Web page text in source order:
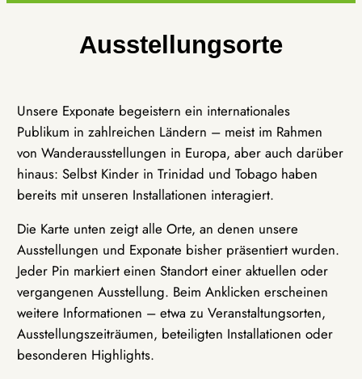
Ausstellungsorte
Unsere Exponate begeistern ein internationales
Publikum in zahlreichen Ländern – meist im Rahmen
von Wanderausstellungen in Europa, aber auch darüber
hinaus: Selbst Kinder in Trinidad und Tobago haben
bereits mit unseren Installationen interagiert.
Die Karte unten zeigt alle Orte, an denen unsere
Ausstellungen und Exponate bisher präsentiert wurden.
Jeder Pin markiert einen Standort einer aktuellen oder
vergangenen Ausstellung. Beim Anklicken erscheinen
weitere Informationen – etwa zu Veranstaltungsorten,
Ausstellungszeiträumen, beteiligten Installationen oder
besonderen Highlights.